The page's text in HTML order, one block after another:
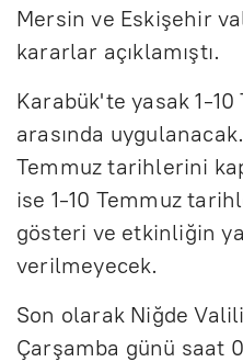
Mersin ve Eskişehir
kararlar açıklamıştı.
Karabük'te yasak 1-
arasında
Temmuz tarihlerini
ise 1-10 Temmuz
gösteri ve etkinliğin
verilmeyecek.
Son olarak Niğde
Çarşamba günü saat